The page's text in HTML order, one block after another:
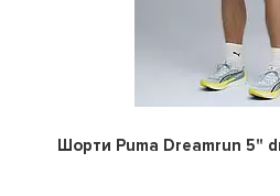
Шорти Puma Dreamrun 5"